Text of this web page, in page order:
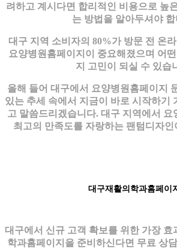
려하고 계시다면 합리적인 비용으로 높
는 방법을 알아두셔야
대구 지역 소비자의 80%가 방문 전 온
요양병원홈페이지이 중요해졌으며 어
지 고민이 되실 수 있습
올해 들어 대구에서 요양병원홈페이지
있는 추세 속에서 지금이 바로 시작하기
고 말씀드리겠습니다. 대구 지역에서
최고의 만족도를 자랑하는 팬텀디자
대구재활의학과홈페이
대구에서 신규 고객 확보를 위한 가장 효
학과홈페이지을 준비하신다면 무료 상